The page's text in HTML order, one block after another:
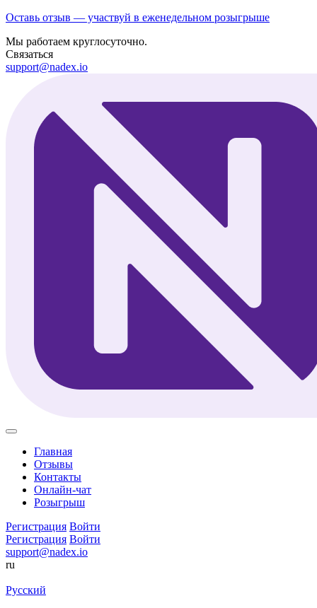
Оставь отзыв — участвуй в еженедельном розыгрыше
Мы работаем круглосуточно.
Связаться
support@nadex.io
Главная
Отзывы
Контакты
Онлайн-чат
Розыгрыш
Регистрация Войти
Регистрация Войти
support@nadex.io
ru
Русский